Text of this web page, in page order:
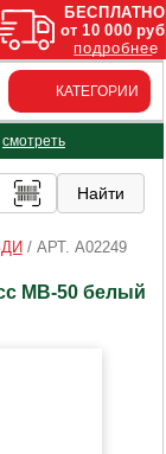
КАТЕГОРИИ
смотреть
/ АРТ. A02249
МВ-50 белый